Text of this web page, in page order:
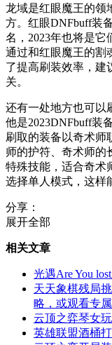
龙域是红眼魔王的领
方。红眼DNFbuff装
名，2023年也将是它
通过和红眼魔王的割
了提高刷装效率，建
关。
还有一处地方也可以
他是2023DNFbuff装
刷取的装备以奇术师
师的护符、奇术师的
特殊技能，适合奇术
选择单人模式，这样
分享：
展开全部
相关文章
光遇Are You
天天象棋残局
略，或观看专
云顶之弈琴女
英雄联盟酒桶